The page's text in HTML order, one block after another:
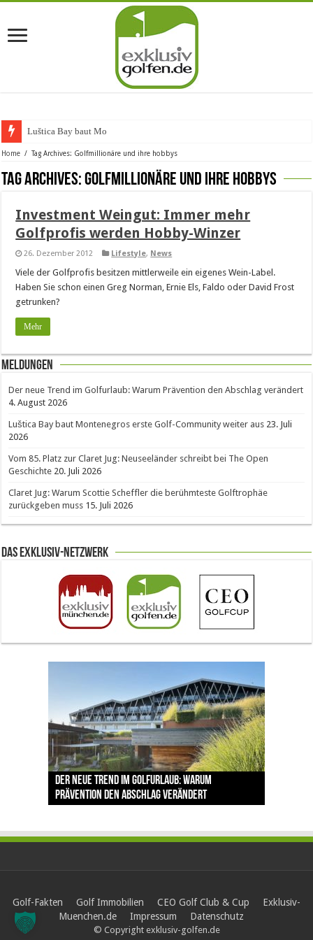
Luštica Bay baut Monte
Home / Tag Archives: Golfmillionäre und ihre hobbys
Tag Archives:Golfmillionäre und ihre hobbys
Investment Weingut: Immer mehr
Golfprofis werden Hobby-Winzer
26. Dezember 2012 Lifestyle, News
Viele der Golfprofis besitzen mittlerweile ein eigenes Wein-Label.
Haben Sie schon einen Greg Norman, Ernie Els, Faldo oder David Frost
getrunken?
Mehr
Meldungen
Der neue Trend im Golfurlaub: Warum Prävention den Abschlag verändert
4. August 2026
Luštica Bay baut Montenegros erste Golf-Community weiter aus 23. Juli
2026
Vom 85. Platz zur Claret Jug: Neuseeländer schreibt bei The Open
Geschichte 20. Juli 2026
Claret Jug: Warum Scottie Scheffler die berühmteste Golftrophäe
zurückgeben muss 15. Juli 2026
Das Exklusiv-Netzwerk
Der neue Trend im Golfurlaub: Warum
Prävention den Abschlag verändert
Luštica Bay baut Montenegros erste Golf-
Community weiter aus
Vom 85. Platz zur Claret Jug: Neuseeländer
schreibt bei The Open Geschichte
Claret Jug: Warum Scottie Scheffler die
berühmteste Golftrophäe zurückgeben muss
The Open 2026 in Royal Birkdale: Warum der
traditionsreiche Linksplatz zu den größten
Herausforderungen im Golfsport zählt
Golf-Fakten Golf Immobilien CEO Golf Club & Cup
Exklusiv-
Muenchen.de
Impressum Datenschutz
© Copyright exklusiv-golfen.de